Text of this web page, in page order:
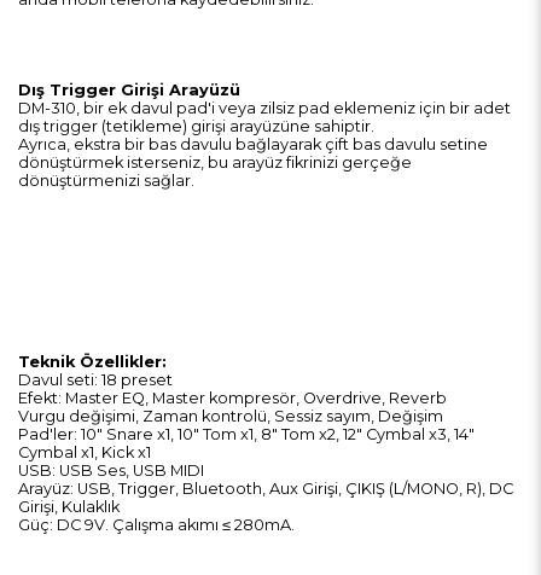
Dış Trigger Girişi Arayüzü
DM-310, bir ek davul pad'i veya zilsiz pad eklemeniz için bir adet
dış trigger (tetikleme) girişi arayüzüne sahiptir.
Ayrıca, ekstra bir bas davulu bağlayarak çift bas davulu setine
dönüştürmek isterseniz, bu arayüz fikrinizi gerçeğe
dönüştürmenizi sağlar.
Teknik Özellikler:
Davul seti: 18 preset
Efekt: Master EQ, Master kompresör, Overdrive, Reverb
Vurgu değişimi, Zaman kontrolü, Sessiz sayım, Değişim
Pad'ler: 10" Snare x1, 10" Tom x1, 8" Tom x2, 12" Cymbal x3, 14"
Cymbal x1, Kick x1
USB: USB Ses, USB MIDI
Arayüz: USB, Trigger, Bluetooth, Aux Girişi, ÇIKIŞ (L/MONO, R), DC
Girişi, Kulaklık
Güç: DC 9V. Çalışma akımı ≤ 280mA.